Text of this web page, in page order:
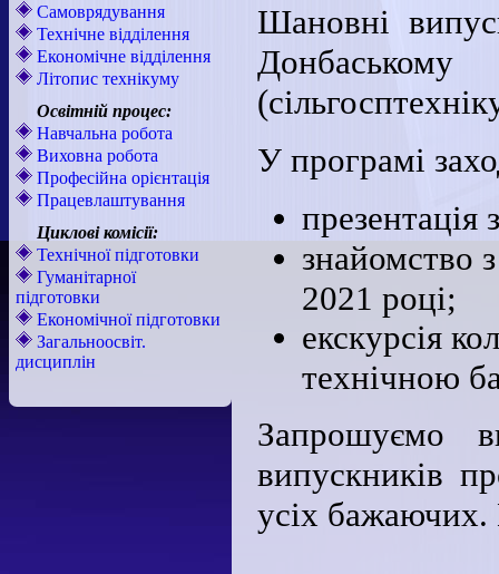
Самоврядування
Технічне відділення
Економічне відділення
Літопис технікуму
Освітній процес:
Навчальна робота
Виховна робота
Професійна орієнтація
Працевлаштування
Циклові комісії:
Технічної підготовки
Гуманітарної
підготовки
Економічної підготовки
Загальноосвіт.
дисциплін
Шановні
У програмі
презентація
знайомство
2021 році;
екскурсія
технічною
Запрошуємо
випускників
усіх бажаючих.